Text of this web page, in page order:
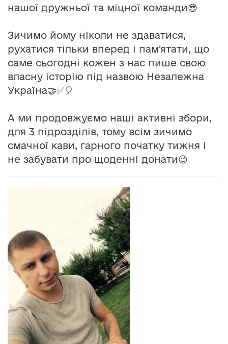
нашої дружньої та міцної команди😎
Зичимо йому ніколи не здаватися,
рухатися тільки вперед і памʼятати, що
саме сьогодні кожен з нас пише свою
власну історію під назвою Незалежна
Україна🤝✅🎈
А ми продовжуємо наші активні збори,
для 3 підрозділів, тому всім зичимо
смачної кави, гарного початку тижня і
не забувати про щоденні донати😉